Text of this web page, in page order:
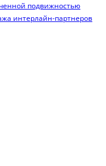
подвижностью
интерлайн-партнеров